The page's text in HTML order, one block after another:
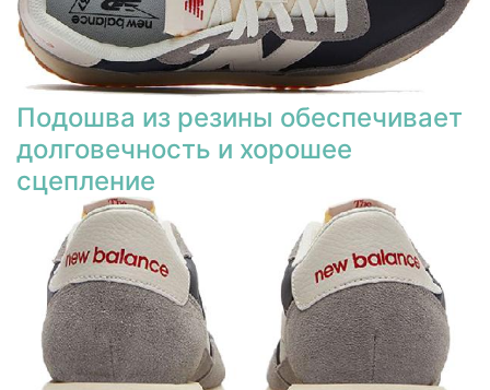
Подошва из резины обеспечивает
долговечность и хорошее
сцепление